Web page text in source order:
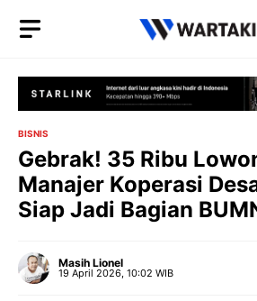
BISNIS
Gebrak! 35 Ribu
Manajer Koperasi
Siap Jadi Bagian
Masih Lionel
19 April 2026, 10:02 WIB